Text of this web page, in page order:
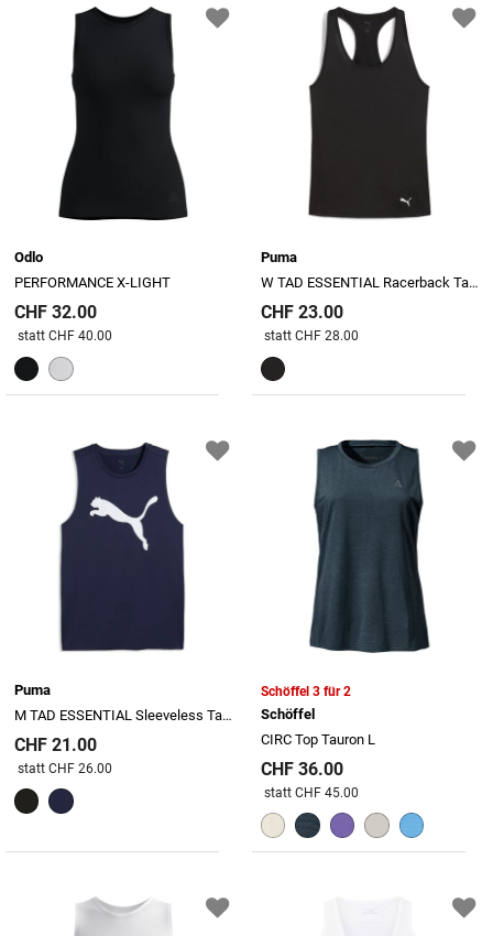
Odlo
PERFORMANCE X-LIGHT
CHF 32.00
Preis reduziert von
statt CHF 40.00
Puma
W TAD ESSENTIAL Racerback Tank
CHF 23.00
Preis reduziert von
statt CHF 28.00
Puma
M TAD ESSENTIAL Sleeveless Tank
CHF 21.00
Preis reduziert von
statt CHF 26.00
Schöffel 3 für 2
Schöffel
CIRC Top Tauron L
CHF 36.00
Preis reduziert von
statt CHF 45.00